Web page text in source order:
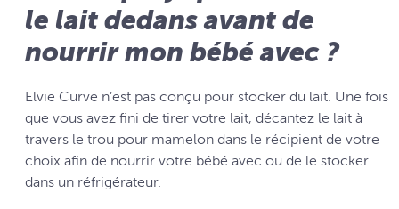
le lait dedans avant de
nourrir mon bébé avec ?
Elvie Curve n’est pas conçu pour stocker du lait. Une fois
que vous avez fini de tirer votre lait, décantez le lait à
travers le trou pour mamelon dans le récipient de votre
choix afin de nourrir votre bébé avec ou de le stocker
dans un réfrigérateur.